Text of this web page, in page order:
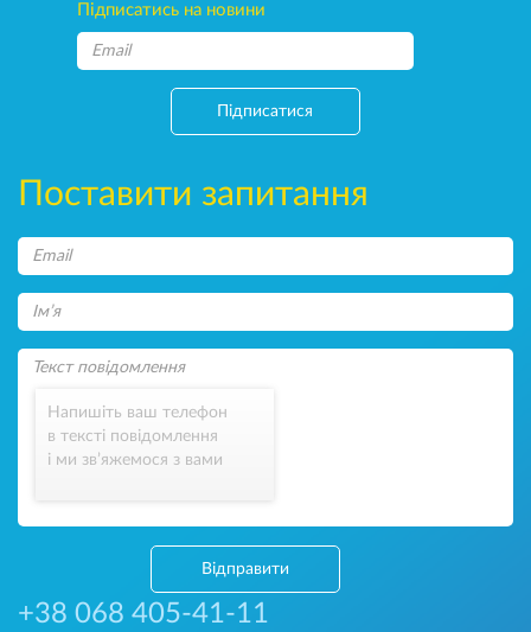
Підписатись на новини
Підписатися
Поставити запитання
Напишіть ваш телефон
в тексті повідомлення
і ми зв’яжемося з вами
Відправити
+38 068 405-41-11